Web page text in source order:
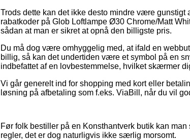
Trods dette kan det ikke desto mindre være
rabatkoder på Glob Loftlampe Ø30 Chrome/Matt
sådan at man er sikret at opnå den billigste pris.
Du må dog være omhyggelig med, at ifald en
billig, så kan det undertiden være et symbol på en
indbefattet af en lovbestemmelse, hvilket skærmer
Vi går generelt ind for shopping med kort eller
løsning på afbetaling som f.eks. ViaBill, når du vil
Før folk bestiller på en Konsthantverk butik kan
regler, det er dog naturligvis ikke særlig morsomt.